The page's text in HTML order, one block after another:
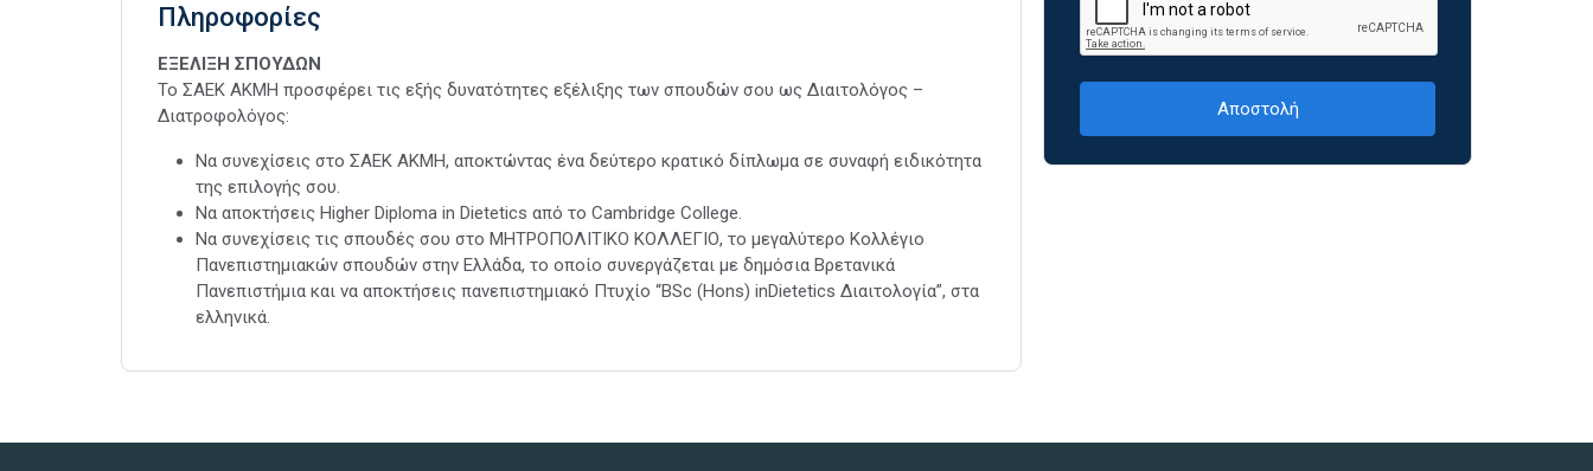
Πληροφορίες
ΕΞΕΛΙΞΗ ΣΠΟΥΔΩΝ
Το ΣΑΕΚ ΑΚΜΗ προσφέρει τις εξής δυνατότητες εξέλιξης των σπουδών σου ως Διαιτολόγος –
Διατροφολόγος:
Να συνεχίσεις στο ΣΑΕΚ ΑΚΜΗ, αποκτώντας ένα δεύτερο κρατικό δίπλωμα σε συναφή ειδικότητα
της επιλογής σου.
Να αποκτήσεις Higher Diploma in Dietetics από το Cambridge College.
Nα συνεχίσεις τις σπουδές σου στο ΜΗΤΡΟΠΟΛΙΤΙΚΟ ΚΟΛΛΕΓΙΟ, το μεγαλύτερο Κολλέγιο
Πανεπιστημιακών σπουδών στην Ελλάδα, το οποίο συνεργάζεται με δημόσια Βρετανικά
Πανεπιστήμια και να αποκτήσεις πανεπιστημιακό Πτυχίο “BSc (Hons) inDietetics Διαιτολογία”, στα
ελληνικά.